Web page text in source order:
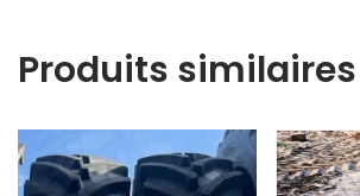
Produits similaires